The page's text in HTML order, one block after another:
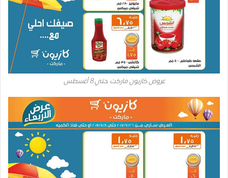
عروض كازيون ماركت حتي 8 أغسطس